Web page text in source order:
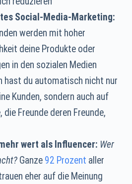
Social-Media-Marketing:
werden mit hoher
deine Produkte oder
in den sozialen Medien
hast du automatisch nicht nur
Kunden, sondern auch auf
die Freunde deren Freunde,
wert als Influencer: Wer
Ganze 92 Prozent aller
eher auf die Meinung